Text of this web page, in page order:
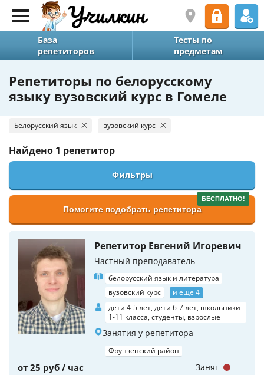
База
репетиторов
Тесты по
предметам
Репетиторы по белорусскому
языку вузовский курс в Гомеле
Белорусский язык вузовский курс
Найдено 1 репетитор
Фильтры
БЕСПЛАТНО!
Помогите подобрать репетитора
Репетитор Евгений Игоревич
Частный преподаватель
белорусский язык и литература
вузовский курс
и еще 4
дети 4-5 лет, дети 6-7 лет, школьники
1-11 класса, студенты, взрослые
Занятия у репетитора
Фрунзенский район
от 25 руб / час Занят